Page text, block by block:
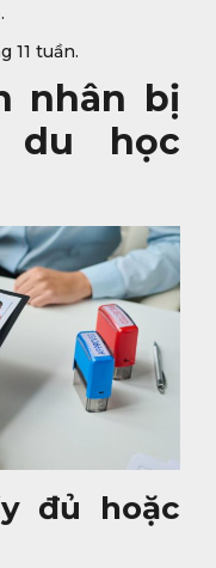
11 tuần.
nhân bị
học
đủ hoặc